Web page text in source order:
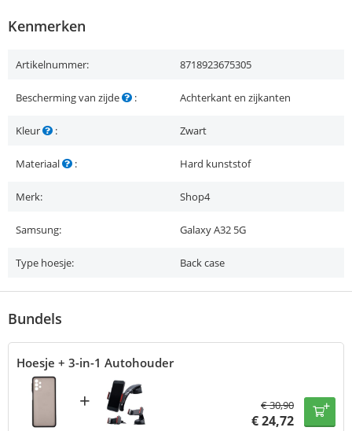
Kenmerken
Artikelnummer: 8718923675305
Bescherming van zijde : Achterkant en zijkanten
Kleur : Zwart
Materiaal : Hard kunststof
Merk: Shop4
Samsung: Galaxy A32 5G
Type hoesje: Back case
Bundels
Hoesje + 3-in-1 Autohouder
+ €30,90
€24,72